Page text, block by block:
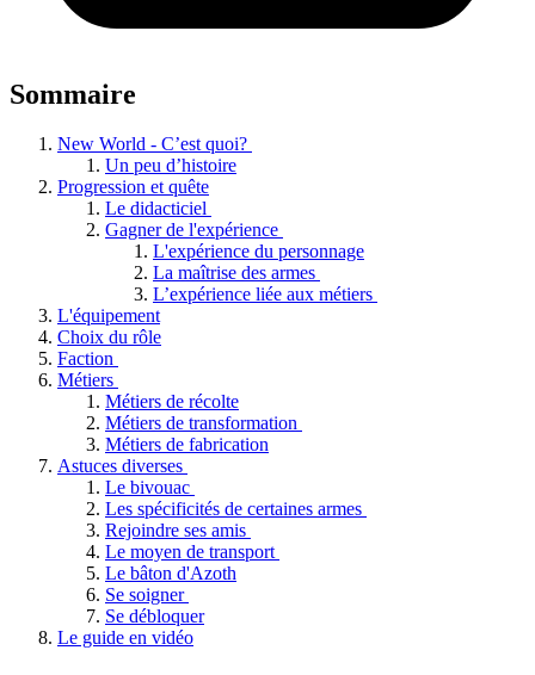
Sommaire
New World - C’est quoi?
Un peu d’histoire
Progression et quête
Le didacticiel
Gagner de l'expérience
L'expérience du personnage
La maîtrise des armes
L’expérience liée aux métiers
L'équipement
Choix du rôle
Faction
Métiers
Métiers de récolte
Métiers de transformation
Métiers de fabrication
Astuces diverses
Le bivouac
Les spécificités de certaines armes
Rejoindre ses amis
Le moyen de transport
Le bâton d'Azoth
Se soigner
Se débloquer
Le guide en vidéo